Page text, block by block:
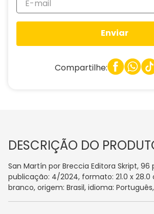
Enviar
Compartilhe:
DESCRIÇÃO DO
San Martín por Breccia Editora Skript,
publicação: 4/2024, formato: 21.0 x
branco, origem: Brasil, idioma: